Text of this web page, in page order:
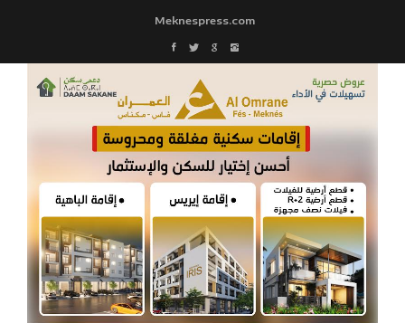
Meknespress.com